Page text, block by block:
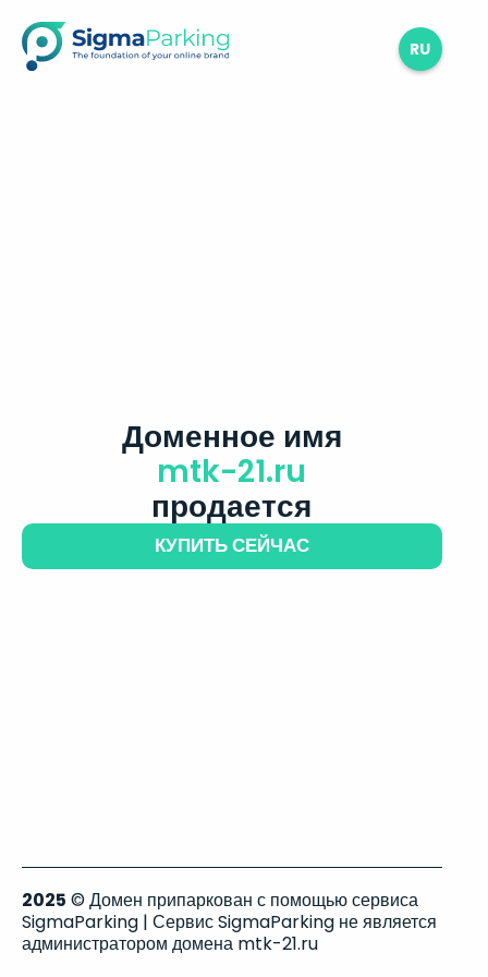
RU
Доменное имя
mtk-21.ru
продается
КУПИТЬ СЕЙЧАС
2025 © Домен припаркован с помощью сервиса
SigmaParking | Сервис SigmaParking не является
администратором домена mtk-21.ru